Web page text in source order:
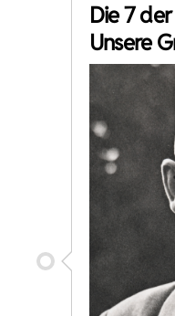
Die 7
Unsere